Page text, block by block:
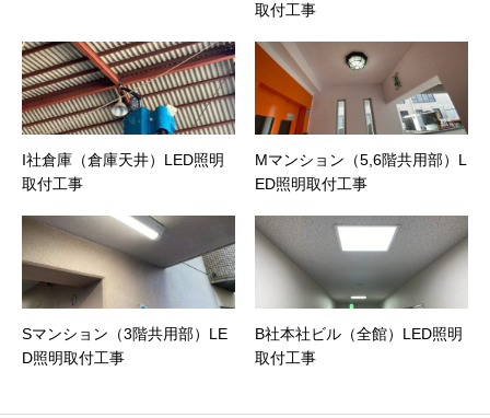
取付工事
I社倉庫（倉庫天井）LED照明
取付工事
Mマンション（5,6階共用部）L
ED照明取付工事
Sマンション（3階共用部）LE
D照明取付工事
B社本社ビル（全館）LED照明
取付工事